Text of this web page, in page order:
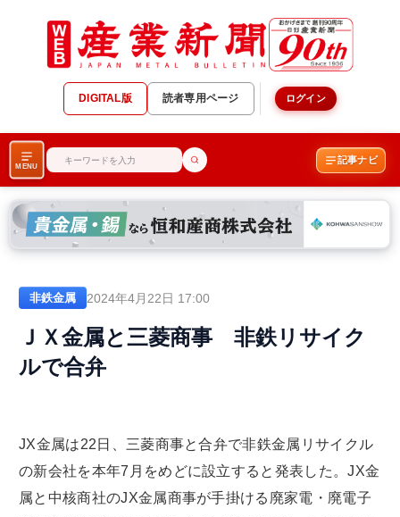
DIGITAL版 読者専用ページ ログイン
MENU
記事ナビ
非鉄金属 2024年4月22日 17:00
ＪＸ金属と三菱商事 非鉄リサイク
ルで合弁
JX金属は22日、三菱商事と合弁で非鉄金属リサイクル
の新会社を本年7月をめどに設立すると発表した。JX金
属と中核商社のJX金属商事が手掛ける廃家電・廃電子